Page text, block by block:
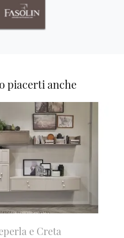
piacerti anche
e Creta